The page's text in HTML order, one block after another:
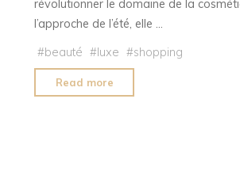
révolutionner le domaine de la
l’approche de l’été, elle …
#beauté # luxe #shopping
Read more
d’Ingrid